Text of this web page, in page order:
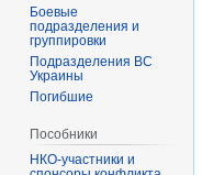
Боевые
подразделения и
группировки
Подразделения ВС
Украины
Погибшие
Пособники